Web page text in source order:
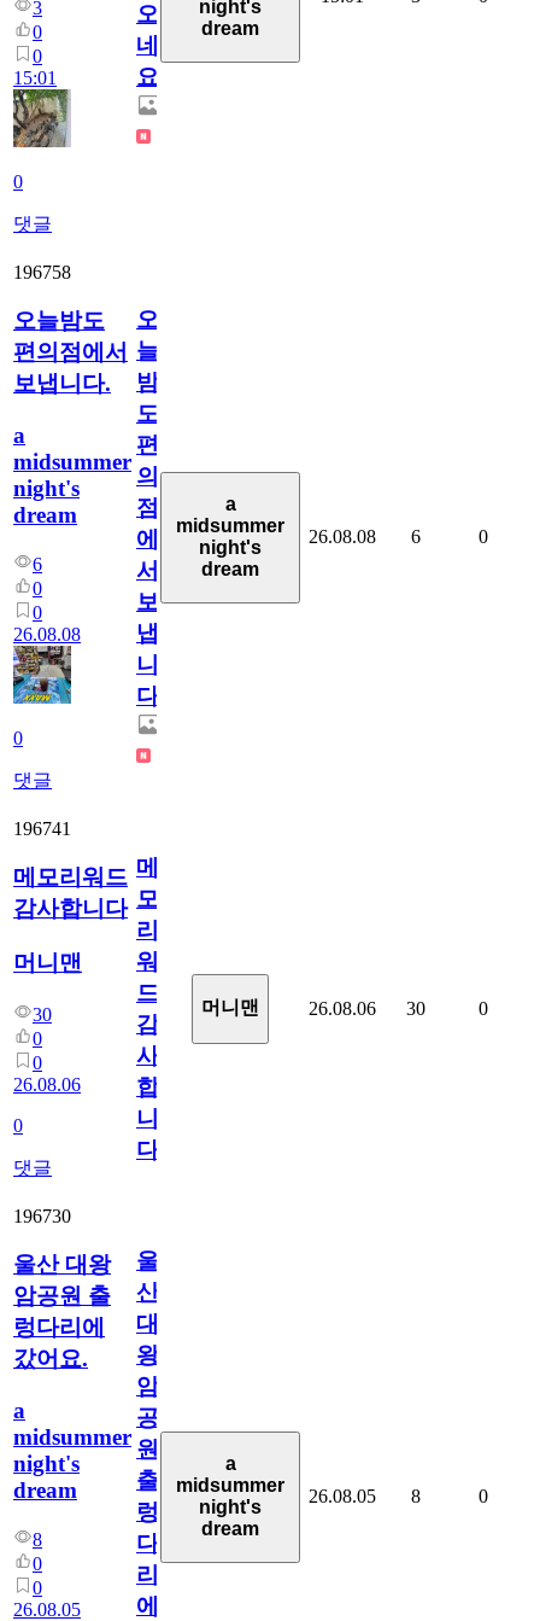
3
0
0
15:01
0
댓글
오
네
요.
night's
dream
196758
오늘밤도
편의점에서
보냅니다.
a
midsummer
night's
dream
6
0
0
26.08.08
0
댓글
오
늘
밤
도
편
의
점
에
서
보
냅
니
다.
a
midsummer
night's
dream
26.08.08 6 0
196741
메모리워드
감사합니다
머니맨
30
0
0
26.08.06
0
댓글
메
모
리
워
드
감
사
합
니
다
머니맨 26.08.06 30 0
196730
울산 대왕
암공원 출
렁다리에
갔어요.
a
midsummer
night's
dream
8
0
0
26.08.05
울
산
대
왕
암
공
원
출
렁
다
리
에
a
midsummer
night's
dream
26.08.05 8 0